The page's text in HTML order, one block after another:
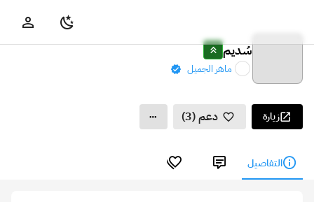
سُديم
ماهر الجميل
زيارة دعم (3)
التفاصيل